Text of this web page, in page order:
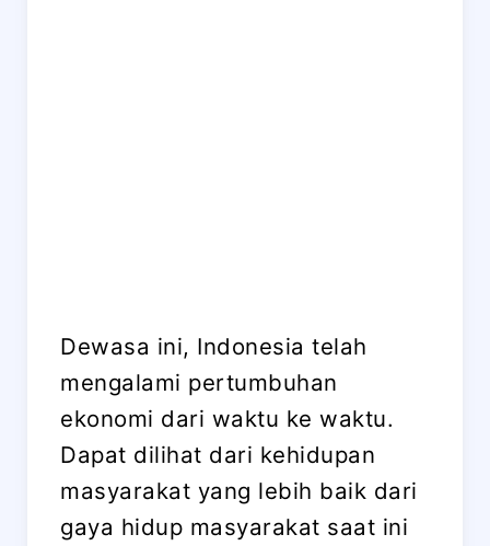
Dewasa ini, Indonesia telah
mengalami pertumbuhan
ekonomi dari waktu ke waktu.
Dapat dilihat dari kehidupan
masyarakat yang lebih baik dari
gaya hidup masyarakat saat ini